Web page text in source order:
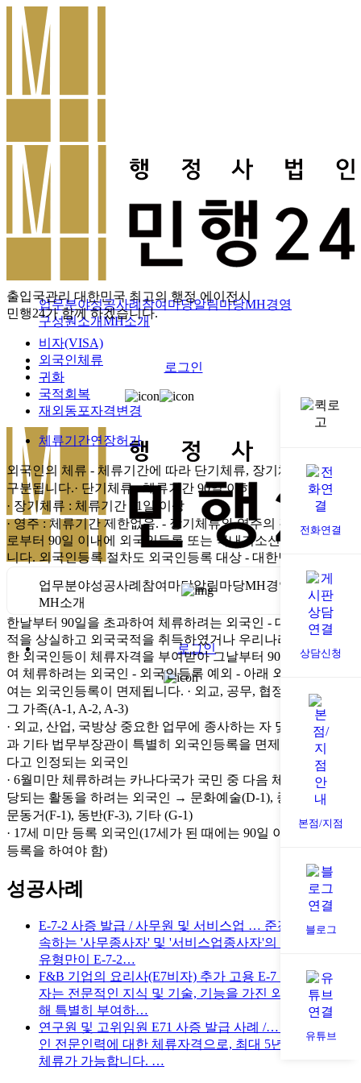
업무분야성공사례참여마당알림마당MH경영
구성원소개MH소개
로그인
업무분야성공사례 참여마당알림마당MH경영
구성원소개
MH소개
로그인
전화연결
상담신청
본점/지점
블로그
유튜브
출입국관리 대한민국 최고의 행정 에이전시
민행24가 함께 하겠습니다.
비자(VISA)
외국인체류
귀화
국적회복
재외동포자격변경
체류기간연장허가
외국인의 체류 - 체류기간에 따라 단기체류, 장기체류, 영주로
구분됩니다.· 단기체류 : 체류기간 90일 이하
· 장기체류 : 체류기간 91일 이상
· 영주 : 체류기간 제한없음. - 장기체류와 영주의 경우 입국일
로부터 90일 이내에 외국인등록 또는 국내거소신고를 해야 합
니다. 외국인등록 절차도 외국인등록 대상 - 대한민국에 입국
한날부터 90일을 초과하여 체류하려는 외국인 - 대한민국 국
적을 상실하고 외국국적을 취득하였거나 우리나라에서 출생
한 외국인등이 체류자격을 부여받아 그날부터 90일을 초과하
여 체류하려는 외국인 - 외국인등록 예외 - 아래 외국인에 대하
여는 외국인등록이 면제됩니다. · 외교, 공무, 협정 수행자 및
그 가족(A-1, A-2, A-3)
· 외교, 산업, 국방상 중요한 업무에 종사하는 자 및 그의 가족
과 기타 법무부장관이 특별히 외국인등록을 면제할 필요가 있
다고 인정되는 외국인
· 6월미만 체류하려는 카나다국가 국민 중 다음 체류자격에 해
당되는 활동을 하려는 외국인 → 문화예술(D-1), 종교(D-6), 방
문동거(F-1), 동반(F-3), 기타 (G-1)
· 17세 미만 등록 외국인(17세가 된 때에는 90일 이내에 외국인
등록을 하여야 함)
성공사례
E-7-2 사증 발급 / 사무원 및 서비스업 … 준전문인력에
속하는 '사무종사자' 및 '서비스업종사자'의 경우, 9가지
유형만이 E-7-2…
F&B 기업의 요리사(E7비자) 추가 고용 E-7 특정활동 비
자는 전문적인 지식 및 기술, 기능을 가진 외국인력에 대
해 특별히 부여하…
연구원 및 고위임원 E71 사증 발급 사례 /…
인 전문인력에 대한 체류자격으로, 최대 5년 가족과 함께
체류가 가능합니다. …